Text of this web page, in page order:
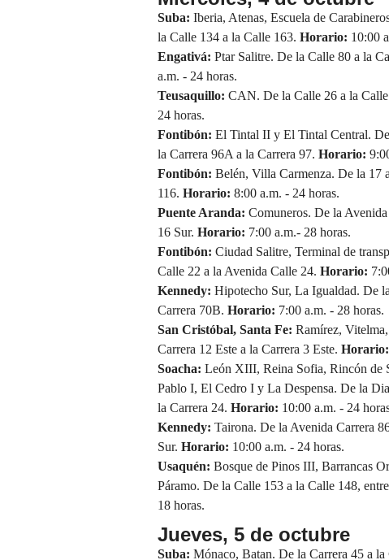
Suba: Iberia, Atenas, Escuela de
la Calle 134 a la Calle 163. Horario: 10:00
Engativá: Ptar Salitre. De la Calle 80 a la
a.m. - 24 horas.
Teusaquillo: CAN. De la Calle 26 a la
24 horas.
Fontibón: El Tintal II y El Tintal Central.
la Carrera 96A a la Carrera 97. Horario:
Fontibón: Belén, Villa Carmenza. De la 17
116. Horario: 8:00 a.m. - 24 horas.
Puente Aranda: Comuneros. De la
16 Sur. Horario: 7:00 a.m.- 28 horas.
Fontibón: Ciudad Salitre, Terminal de
Calle 22 a la Avenida Calle 24. Horario:
Kennedy: Hipotecho Sur, La Igualdad. De
Carrera 70B. Horario: 7:00 a.m. - 28 horas.
San Cristóbal, Santa Fe: Ramírez,
Carrera 12 Este a la Carrera 3 Este. Horario:
Soacha: León XIII, Reina Sofia, Rincón de
Pablo I, El Cedro I y La Despensa. De la
la Carrera 24. Horario: 10:00 a.m. - 24
Kennedy: Tairona. De la Avenida Carrera
Sur. Horario: 10:00 a.m. - 24 horas.
Usaquén: Bosque de Pinos III, Barrancas
Páramo. De la Calle 153 a la Calle 148,
18 horas.
Jueves, 5 de octubre
Suba: Mónaco, Batan. De la Carrera 45 a